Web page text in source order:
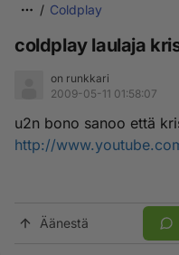
Coldplay
coldplay laulaja
on runkkari
2009-05-11 01:58:07
u2n bono sanoo että
http://
Äänestä